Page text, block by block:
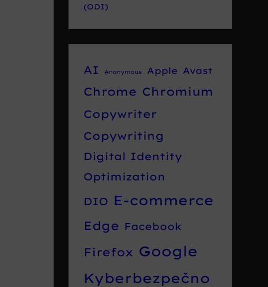
(ODI)
AI Anonymous Apple Avast
Chrome Chromium
Copywriter
Copywriting
Digital Identity
Optimization
DIO E-commerce
Edge Facebook
Firefox Google
Kyberbezpečno